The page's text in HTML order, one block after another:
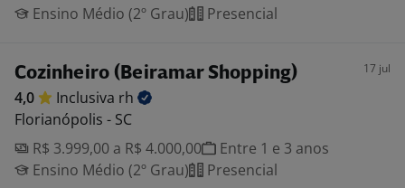
Ensino Médio (2º Grau)
Presencial
Cozinheiro (Beiramar Shopping) 17 jul
4,0 Inclusiva rh
Florianópolis - SC
R$ 3.999,00 a R$ 4.000,00
Entre 1 e 3 anos
Ensino Médio (2º Grau)
Presencial